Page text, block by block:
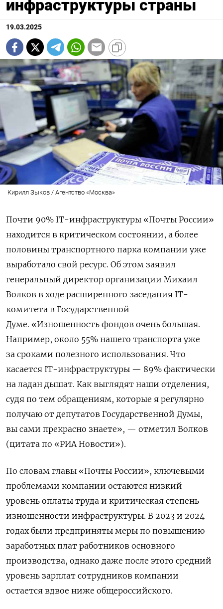
инфраструктуры страны
19.03.2025
Кирилл Зыков / Агентство «Москва»
Почти 90% IT-инфраструктуры «Почты России»
находится в критическом состоянии, а более
половины транспортного парка компании уже
выработало свой ресурс. Об этом заявил
генеральный директор организации Михаил
Волков в ходе расширенного заседания IT-
комитета в Государственной
Думе. «Изношенность фондов очень большая.
Например, около 55% нашего транспорта уже
за сроками полезного использования. Что
касается IT-инфраструктуры — 89% фактически
на ладан дышат. Как выглядят наши отделения,
судя по тем обращениям, которые я регулярно
получаю от депутатов Государственной Думы,
вы сами прекрасно знаете», — отметил Волков
(цитата по «РИА Новости»).
По словам главы «Почты России», ключевыми
проблемами компании остаются низкий
уровень оплаты труда и критическая степень
изношенности инфраструктуры. В 2023 и 2024
годах были предприняты меры по повышению
заработных плат работников основного
производства, однако даже после этого средний
уровень зарплат сотрудников компании
остается вдвое ниже общероссийского.